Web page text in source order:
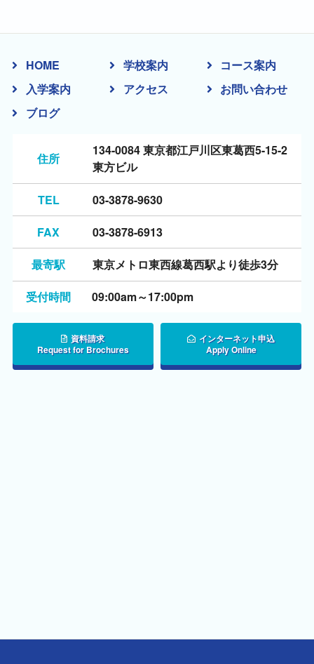
HOME 学校案内
コース案内
入学案内
アクセス
お問い合わせ
ブログ
住所
134-0084 東京都江戸川区東葛西5-15-2
東方ビル
TEL
03-3878-9630
FAX
03-3878-6913
最寄駅
東京メトロ東西線葛西駅より徒歩3分
受付時間
09:00am～17:00pm
資料請求
Request for Brochures
インターネット申込
Apply Online